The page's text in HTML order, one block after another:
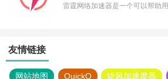
雷霆网络加速器是一个可以帮助
友情链接
网站地图 QuickQ 旋风加速度器